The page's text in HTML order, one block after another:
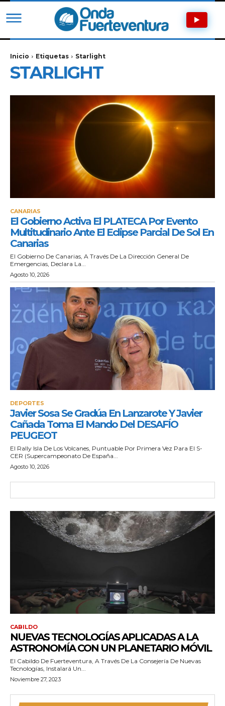
Inicio Etiquetas Starlight
STARLIGHT
CANARIAS
El Gobierno Activa El PLATECA Por Evento
Multitudinario Ante El Eclipse Parcial De Sol En
Canarias
El Gobierno De Canarias, A Través De La Dirección General De
Emergencias, Declara La...
Agosto 10, 2026
DEPORTES
Javier Sosa Se Gradúa En Lanzarote Y Javier
Cañada Toma El Mando Del DESAFÍO
PEUGEOT
El Rally Isla De Los Volcanes, Puntuable Por Primera Vez Para El S-
CER (Supercampeonato De España...
Agosto 10, 2026
CABILDO
NUEVAS TECNOLOGÍAS APLICADAS A LA
ASTRONOMÍA CON UN PLANETARIO MÓVIL
El Cabildo De Fuerteventura, A Través De La Consejería De Nuevas
Tecnologías, Instalará Un...
Noviembre 27, 2023